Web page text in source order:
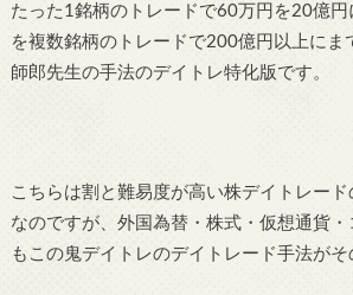
たった1銘柄のトレードで60万円を20億
を複数銘柄のトレードで200億円以上にま
師郎先生の手法のデイトレ特化版です。
こちらは割と難易度が高い株デイトレー
なのですが、外国為替・株式・仮想通貨
もこの鬼デイトレのデイトレード手法がそ